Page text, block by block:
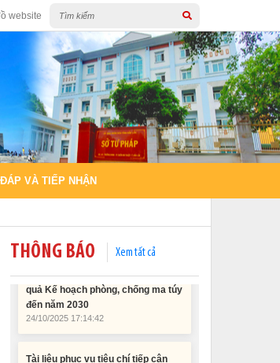
website
VÀ TIẾP NHẬN
THÔNG BÁO Xem tất cả
Tài liệu Hội nghị công chức, viên
chức và người lao động năm 2025
15/01/2026 15:29:29
Tài liệu Hội nghị triển khai công tác
tư pháp năm 2026
12/01/2026 14:30:21
Sổ tay tìm hiểu các quy định pháp
luật về đăng ký doanh nghiệp và
pháp luật thuế thu nhập cá nhân
10/01/2026 15:22:31
Đắk Lắk: Quyết tâm thực hiện hiệu
quả Kế hoạch phòng, chống ma túy
24/10/2025 17:14:42
mới